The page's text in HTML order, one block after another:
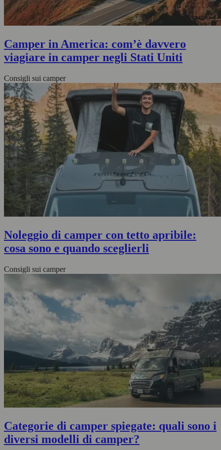
Camper in America: com’è davvero
viagiare in camper negli Stati Uniti
Consigli sui camper
Noleggio di camper con tetto apribile:
cosa sono e quando sceglierli
Consigli sui camper
Categorie di camper spiegate: quali sono i
diversi modelli di camper?